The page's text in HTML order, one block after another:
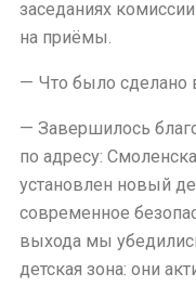
заседаниях
на приёмы.
— Что было сделано
— Завершилось
по адресу:
установлен новый
современное
выхода мы
детская зона: они